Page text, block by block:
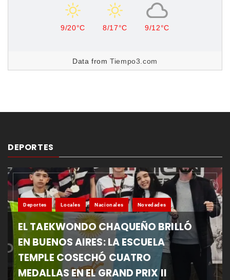
9/20°C 8/17°C 9/12°C
Data fromTiempo3.com
DEPORTES
Deportes Locales Nacionales Novedades
EL TAEKWONDO CHAQUEÑO BRILLÓ
EN BUENOS AIRES: LA ESCUELA
TEMPLE COSECHÓ CUATRO
MEDALLAS EN EL GRAND PRIX II